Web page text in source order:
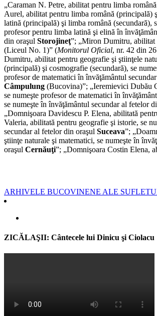
„Caraman N. Petre, abilitat pentru limba
Aurel, abilitat pentru limba română (principală)
latină (principală) şi limba română (secundară),
profesor pentru limba latină şi elină în
din oraşul Storojineţ”; „Miron Dumitru, abilitat
(Liceul No. 1)” (Monitorul Oficial, nr. 42 din
Dumitru, abilitat pentru geografie şi ştiinţele
(principală) şi cosmografie (secundară), se
profesor de matematici în învăţământul
Câmpulung (Bucovina)”; „Ieremievici Dubău
se numeşte profesor de matematici în
se numeşte în învăţământul secundar al fetelor
„Domnişoara Davidescu P. Elena, abilitată
Valeria, abilitată pentru geografie şi istorie, se
secundar al fetelor din oraşul Suceava”;
ştiinţe naturale şi matematici, se numeşte în
oraşul Cernăuţi”; „Domnişoara Costin Elena,
ARHIVELE BUCOVINENE ALE
ZICĂLAŞII: Cântecele lui Dinicu şi Ciolacu